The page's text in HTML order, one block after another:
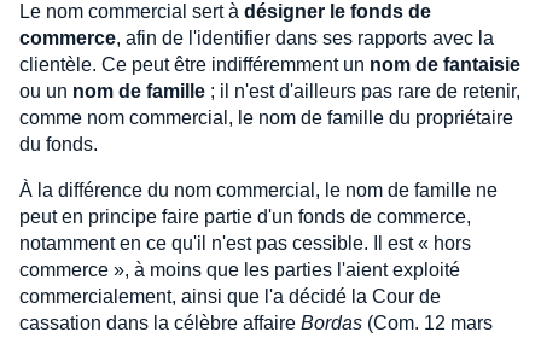
Le nom commercial sert à désigner le fonds de
commerce, afin de l'identifier dans ses rapports avec la
clientèle. Ce peut être indifféremment un nom de fantaisie
ou un nom de famille ; il n'est d'ailleurs pas rare de retenir,
comme nom commercial, le nom de famille du propriétaire
du fonds.
À la différence du nom commercial, le nom de famille ne
peut en principe faire partie d'un fonds de commerce,
notamment en ce qu'il n'est pas cessible. Il est « hors
commerce », à moins que les parties l'aient exploité
commercialement, ainsi que l'a décidé la Cour de
cassation dans la célèbre affaire Bordas (Com. 12 mars